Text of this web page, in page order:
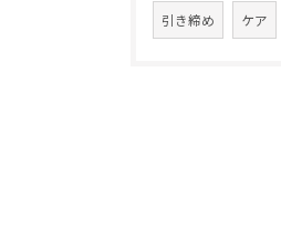
引き締め ケア